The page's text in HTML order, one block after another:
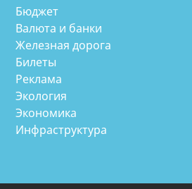
Бюджет
Валюта и банки
Железная дорога
Билеты
Реклама
Экология
Экономика
Инфраструктура